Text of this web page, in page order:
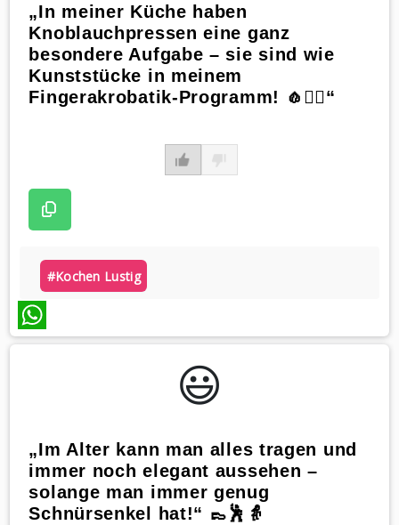
„In meiner Küche haben
Knoblauchpressen eine ganz
besondere Aufgabe – sie sind wie
Kunststücke in meinem
Fingerakrobatik-Programm! 🧄🤹‍♂️“
#kochen Lustig
WhatsApp
😃️
„Im Alter kann man alles tragen und
immer noch elegant aussehen –
solange man immer genug
Schnürsenkel hat!“ 👞🕺👵